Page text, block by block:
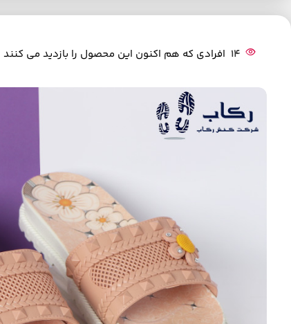
14 افرادی که هم اکنون این محصول را بازدید می کنند